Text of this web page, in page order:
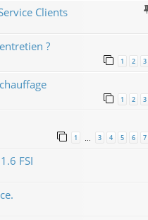
Clients
?
1 2 3
1 2 3
1 3 4 5 6 7
FSI